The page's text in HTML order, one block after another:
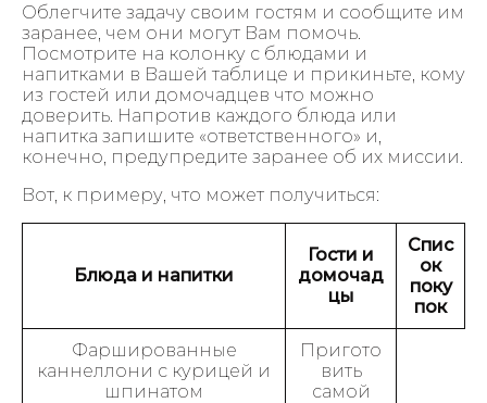
Облегчите задачу своим гостям и сообщите им
заранее, чем они могут Вам помочь.
Посмотрите на колонку с блюдами и
напитками в Вашей таблице и прикиньте, кому
из гостей или домочадцев что можно
доверить. Напротив каждого блюда или
напитка запишите «ответственного» и,
конечно, предупредите заранее об их миссии.
Вот, к примеру, что может получиться:
Блюда и напитки
Гости и
домочад
цы
Спис
ок
поку
пок
Фаршированные
каннеллони с курицей и
шпинатом
Пригото
вить
самой